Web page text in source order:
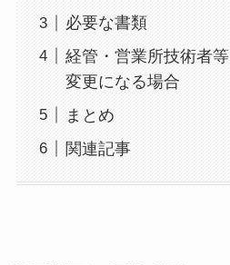
必要な書類
経管・営業所技術者
変更になる場合
まとめ
関連記事